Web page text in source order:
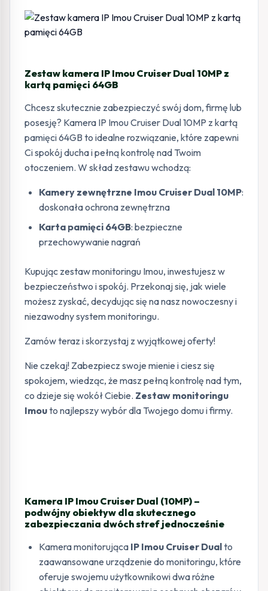
Zestaw kamera IP Imou Cruiser Dual 10MP z
kartą pamięci 64GB
Chcesz skutecznie zabezpieczyć swój dom, firmę lub
posesję? Kamera IP Imou Cruiser Dual 10MP z kartą
pamięci 64GB to idealne rozwiązanie, które zapewni
Ci spokój ducha i pełną kontrolę nad Twoim
otoczeniem. W skład zestawu wchodzą:
Kamery zewnętrzne Imou Cruiser Dual 10MP:
doskonała ochrona zewnętrzna
Karta pamięci 64GB: bezpieczne
przechowywanie nagrań
Kupując zestaw monitoringu Imou, inwestujesz w
bezpieczeństwo i spokój. Przekonaj się, jak wiele
możesz zyskać, decydując się na nasz nowoczesny i
niezawodny system monitoringu.
Zamów teraz i skorzystaj z wyjątkowej oferty!
Nie czekaj! Zabezpiecz swoje mienie i ciesz się
spokojem, wiedząc, że masz pełną kontrolę nad tym,
co dzieje się wokół Ciebie. Zestaw monitoringu
Imouto najlepszy wybór dla Twojego domu i firmy.
Kamera IP Imou Cruiser Dual (10MP) –
podwójny obiektyw dla skutecznego
zabezpieczania dwóch stref jednocześnie
Kamera monitorująca IP Imou Cruiser Dualto
zaawansowane urządzenie do monitoringu, które
oferuje swojemu użytkownikowi dwa różne